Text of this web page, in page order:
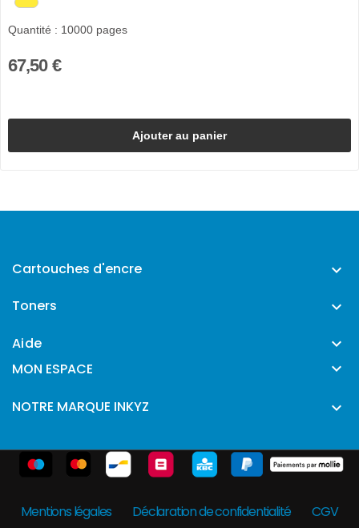
Quantité : 10000 pages
67,50 €
Ajouter au panier
Cartouches d'encre 
Toners 
Aide 
MON ESPACE 
NOTRE MARQUE INKYZ 
Mentions légales Déclaration de confidentialité CGV